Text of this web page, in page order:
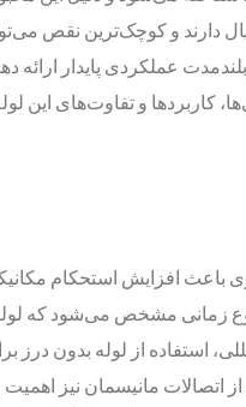
دارند و کوچک‌ترین نقص
عملکردی پایدار ارائه
و تفاوت‌های این
افزایش استحکام
مشخص می‌شود که لوله
استفاده از لوله بدون
مانیسمان نیز اهمیت